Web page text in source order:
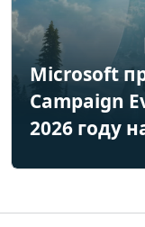
Microsoft
Campaign
2026 году